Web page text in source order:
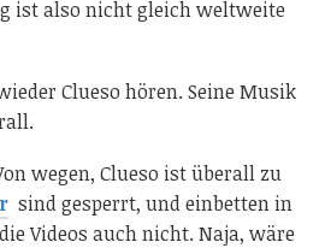
ist also nicht gleich weltweite
Clueso hören. Seine Musik
wegen, Clueso ist überall zu
sind gesperrt, und einbetten in
Videos auch nicht. Naja, wäre